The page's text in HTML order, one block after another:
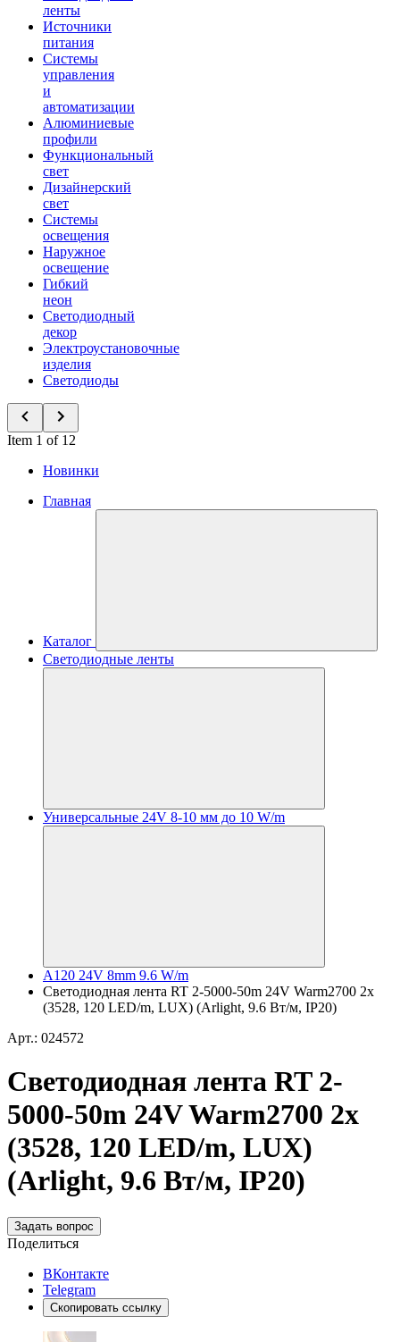
ленты
Источники
питания
Системы
управления
и
автоматизации
Алюминиевые
профили
Функциональный
свет
Дизайнерский
свет
Системы
освещения
Наружное
освещение
Гибкий
неон
Светодиодный
декор
Электроустановочные
изделия
Светодиоды
Item 1 of 12
Новинки
Главная
Каталог
Светодиодные ленты
Универсальные 24V 8-10 мм до 10 W/m
A120 24V 8mm 9.6 W/m
Светодиодная лента RT 2-5000-50m 24V Warm2700 2x
(3528, 120 LED/m, LUX) (Arlight, 9.6 Вт/м, IP20)
Арт.: 024572
Светодиодная лента RT 2-
5000-50m 24V Warm2700 2x
(3528, 120 LED/m, LUX)
(Arlight, 9.6 Вт/м, IP20)
Задать вопрос
Поделиться
ВКонтакте
Telegram
Скопировать ссылку